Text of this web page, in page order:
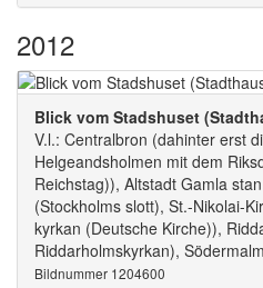
2012
Blick vom Stadshuset
V.l.: Centralbron (dahinter erst
Helgeandsholmen mit dem
Reichstag)), Altstadt Gamla
(Stockholms slott), St.-Nikolai-
kyrkan (Deutsche Kirche)),
Riddarholmskyrkan),
Bildnummer 1204600